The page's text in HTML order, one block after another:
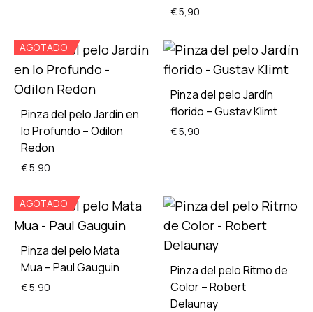
TO
WISHLIST
€5,90
ADD
AGOTADO
Pinza del pelo Jardín en
lo Profundo – Odilon
Redon
€5,90
WISHLIST
Pinza del pelo Jardín
florido – Gustav Klimt
€5,90
TO
AGOTADO
Pinza del pelo Mata
Mua – Paul Gauguin
€5,90
Pinza del pelo Ritmo de
Color – Robert
Delaunay